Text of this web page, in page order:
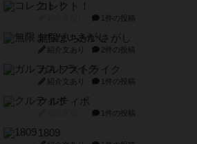
コレクト！
1件の投稿
無限まちがいさがし
紹介文あり 2件の投稿
ガルフストライク
紹介文あり 1件の投稿
クルティボ
1件の投稿
1809